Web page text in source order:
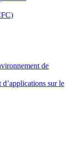
de
sur le